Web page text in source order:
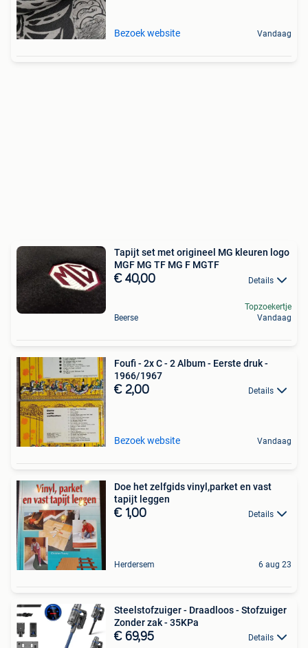
Bezoek website Vandaag
Tapijt set met origineel MG kleuren logo
MGF MG TF MG F MGTF
€ 40,00 Details
Beerse
Topzoekertje
Vandaag
Foufi - 2x C - 2 Album - Eerste druk -
1966/1967
€ 2,00 Details
Bezoek website Vandaag
Doe het zelfgids vinyl,parket en vast
tapijt leggen
€ 1,00 Details
Herdersem 6 aug 23
Steelstofzuiger - Draadloos - Stofzuiger
Zonder zak - 35KPa
€ 69,95 Details